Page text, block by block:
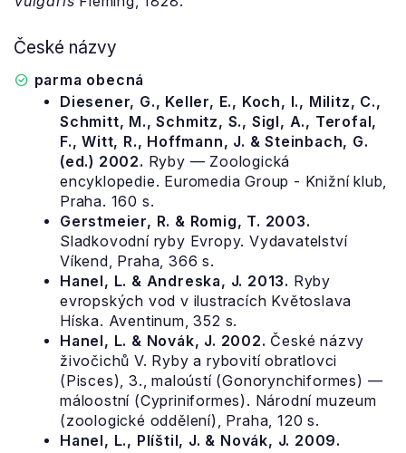
České názvy
parma obecná
Diesener, G., Keller, E., Koch, I., Militz, C.,
Schmitt, M., Schmitz, S., Sigl, A., Terofal,
F., Witt, R., Hoffmann, J. & Steinbach, G.
(ed.) 2002. Ryby — Zoologická
encyklopedie. Euromedia Group - Knižní klub,
Praha. 160 s.
Gerstmeier, R. & Romig, T. 2003.
Sladkovodní ryby Evropy. Vydavatelství
Víkend, Praha, 366 s.
Hanel, L. & Andreska, J. 2013. Ryby
evropských vod v ilustracích Květoslava
Híska. Aventinum, 352 s.
Hanel, L. & Novák, J. 2002. České názvy
živočichů V. Ryby a rybovití obratlovci
(Pisces), 3., maloústí (Gonorynchiformes) —
máloostní (Cypriniformes). Národní muzeum
(zoologické oddělení), Praha, 120 s.
Hanel, L., Plíštil, J. & Novák, J. 2009.